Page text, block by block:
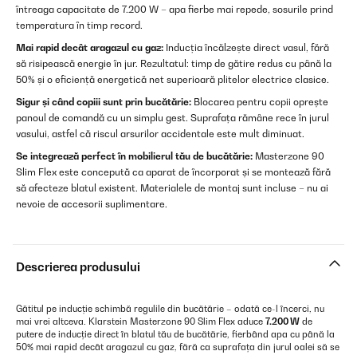
întreaga capacitate de 7.200 W – apa fierbe mai repede, sosurile prind
temperatura în timp record.
Mai rapid decât aragazul cu gaz: Inducția încălzește direct vasul, fără
să risipească energie în jur. Rezultatul: timp de gătire redus cu până la
50% și o eficiență energetică net superioară plitelor electrice clasice.
Sigur și când copiii sunt prin bucătărie: Blocarea pentru copii oprește
panoul de comandă cu un simplu gest. Suprafața rămâne rece în jurul
vasului, astfel că riscul arsurilor accidentale este mult diminuat.
Se integrează perfect în mobilierul tău de bucătărie: Masterzone 90
Slim Flex este concepută ca aparat de încorporat și se montează fără
să afecteze blatul existent. Materialele de montaj sunt incluse – nu ai
nevoie de accesorii suplimentare.
Descrierea produsului
Gătitul pe inducție schimbă regulile din bucătărie – odată ce-l încerci, nu
mai vrei altceva. Klarstein Masterzone 90 Slim Flex aduce 7.200 W de
putere de inducție direct în blatul tău de bucătărie, fierbând apa cu până la
50% mai rapid decât aragazul cu gaz, fără ca suprafața din jurul oalei să se